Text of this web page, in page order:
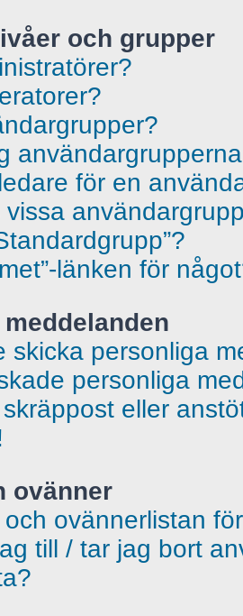
och grupper
för en
vissa
länken för
skicka personliga
personliga
eller
ovänner
ovännerlistan
till / tar jag bort